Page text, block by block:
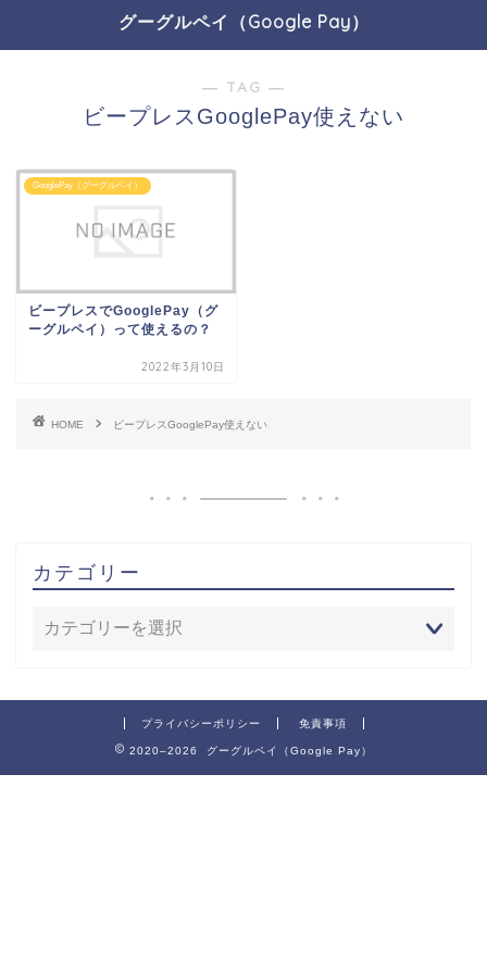
グーグルペイ（Google Pay）
― TAG ―
ビープレスGooglePay使えない
GooglePay（グーグルペイ）
ビープレスでGooglePay（グ
ーグルペイ）って使えるの？
2022年3月10日
HOME ビープレスGooglePay使えない
カテゴリー
プライバシーポリシー 免責事項
2020–2026 グーグルペイ（Google Pay）